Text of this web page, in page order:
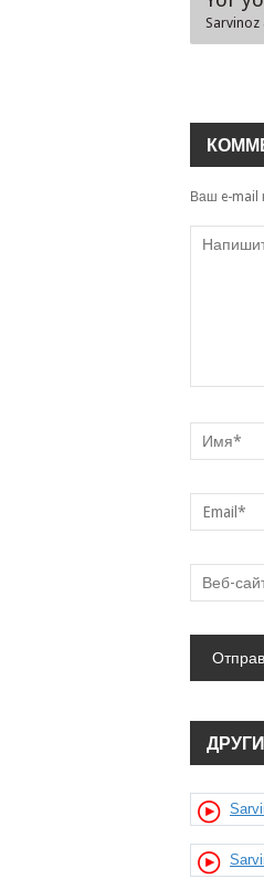
Sarvinoz
Ваш e-mail